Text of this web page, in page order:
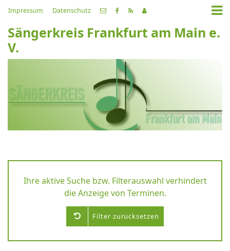
Impressum Datenschutz
Sängerkreis Frankfurt am Main e.
V.
Ihre aktive Suche bzw. Filterauswahl verhindert
die Anzeige von Terminen.
Filter zurücksetzen